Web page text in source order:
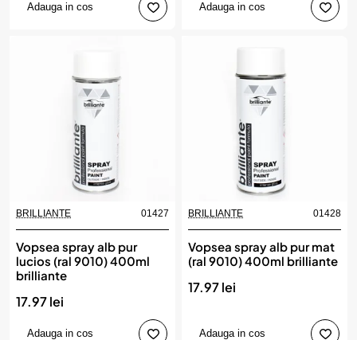
Adauga in cos Adauga in cos
Produs de top
BRILLIANTE 01427
Vopsea spray alb pur
lucios (ral 9010) 400ml
brilliante
17.97 lei
Adauga in cos
BRILLIANTE 01428
Vopsea spray alb pur mat
(ral 9010) 400ml brilliante
17.97 lei
Adauga in cos